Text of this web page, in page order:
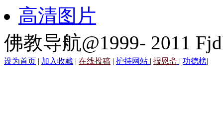
高清图片
佛教导航@1999- 2011
设为首页 | 加入收藏 | 在线投稿 | 护持网站 | 报恩斋 | 功德榜|